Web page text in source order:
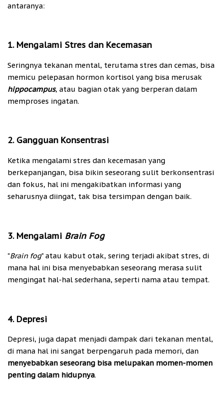
antaranya:
1. Mengalami Stres dan Kecemasan
Seringnya tekanan mental, terutama stres dan cemas, bisa
memicu pelepasan hormon kortisol yang bisa merusak
hippocampus, atau bagian otak yang berperan dalam
memproses ingatan.
2. Gangguan Konsentrasi
Ketika mengalami stres dan kecemasan yang
berkepanjangan, bisa bikin seseorang sulit berkonsentrasi
dan fokus, hal ini mengakibatkan informasi yang
seharusnya diingat, tak bisa tersimpan dengan baik.
3. Mengalami Brain Fog
"Brain fog" atau kabut otak, sering terjadi akibat stres, di
mana hal ini bisa menyebabkan seseorang merasa sulit
mengingat hal-hal sederhana, seperti nama atau tempat.
4. Depresi
Depresi, juga dapat menjadi dampak dari tekanan mental,
di mana hal ini sangat berpengaruh pada memori, dan
menyebabkan seseorang bisa melupakan momen-momen
penting dalam hidupnya.